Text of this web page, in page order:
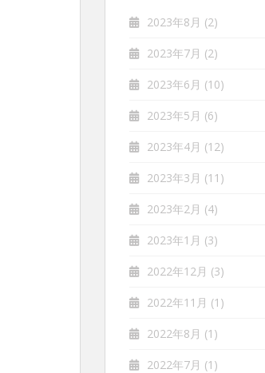
2023年8月 (2)
2023年7月 (2)
2023年6月 (10)
2023年5月 (6)
2023年4月 (12)
2023年3月 (11)
2023年2月 (4)
2023年1月 (3)
2022年12月 (3)
2022年11月 (1)
2022年8月 (1)
2022年7月 (1)